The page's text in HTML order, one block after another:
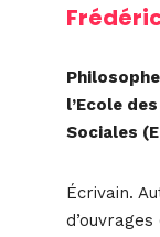
l’Ecole
Sociales
Écrivain.